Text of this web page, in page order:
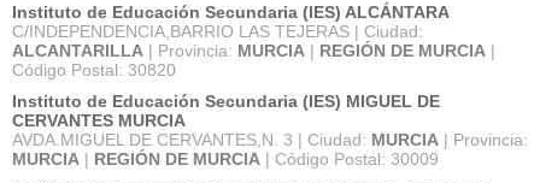
Instituto de Educación Secundaria (IES) ALCÁNTARA
C/INDEPENDENCIA,BARRIO LAS TEJERAS | Ciudad:
ALCANTARILLA | Provincia: MURCIA | REGIÓN DE MURCIA |
Código Postal: 30820
Instituto de Educación Secundaria (IES) MIGUEL DE
CERVANTES MURCIA
AVDA.MIGUEL DE CERVANTES,N. 3 | Ciudad: MURCIA | Provincia:
MURCIA | REGIÓN DE MURCIA | Código Postal: 30009